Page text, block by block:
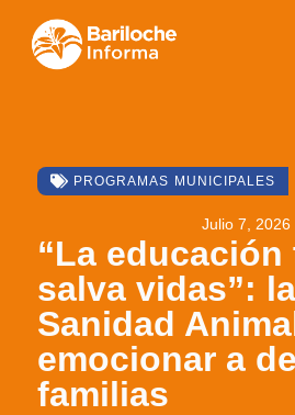
PROGRAMAS MUNICIPALES
Julio 7, 2026
“La educación
salva vidas”:
Sanidad
emocionar a
familias